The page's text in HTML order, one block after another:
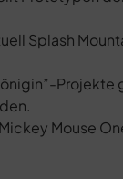
Splash
Mouse